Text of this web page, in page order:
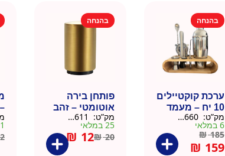
בהנחה
ערכת קוקטיילים
10 יח – מעמד
עץ
מק”ט:
6 במלאי
₪185
₪ 159
בהנחה
פותחן בירה
אוטומטי – זהב
מק”ט:
25 במלאי
₪20
₪ 12
1 במלאי